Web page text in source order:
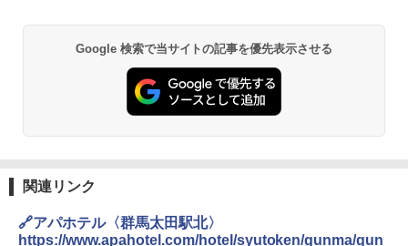
Google 検索で当サイトの記事を優先表示させる
関連リンク
🔗アパホテル〈群馬太田駅北〉
https://www.apahotel.com/hotel/syutoken/gunma/gun